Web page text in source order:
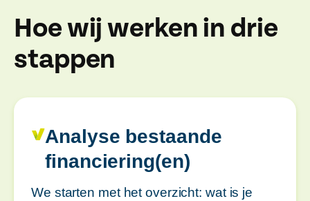
Hoe wij werken in drie
stappen
Analyse bestaande
financiering(en)
We starten met het overzicht: wat is je